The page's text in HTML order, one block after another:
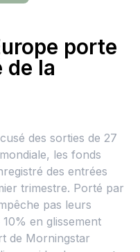
porte
de la
des sorties de 27
les fonds
des entrées
trimestre. Porté par
pas leurs
en glissement
de Morningstar